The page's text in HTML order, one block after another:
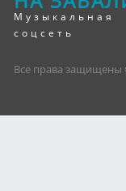
Музыкальная
соцсеть
Все права защищены